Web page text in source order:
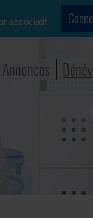
associatif
Annonces